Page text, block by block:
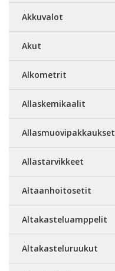
Akkuvalot
Akut
Alkometrit
Allaskemikaalit
Allasmuovipakkaukset
Allastarvikkeet
Altaanhoitosetit
Altakasteluamppelit
Altakasteluruukut